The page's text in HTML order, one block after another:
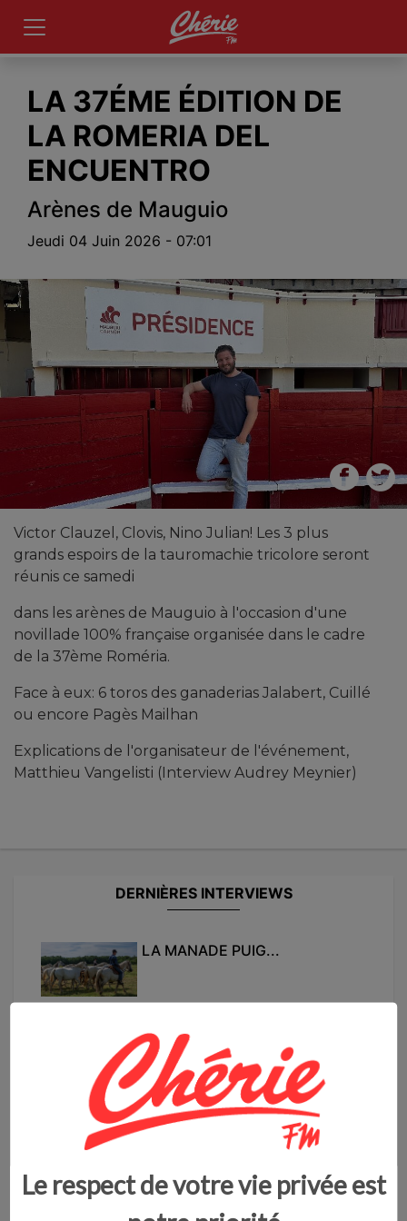
LA 37ÉME ÉDITION DE
LA ROMERIA DEL
ENCUENTRO
Arènes de Mauguio
Jeudi 04 Juin 2026 - 07:01
Victor Clauzel, Clovis, Nino Julian! Les 3 plus
grands espoirs de la tauromachie tricolore seront
réunis ce samedi
dans les arènes de Mauguio à l'occasion d'une
novillade 100% française organisée dans le cadre
de la 37ème Roméria.
Face à eux: 6 toros des ganaderias Jalabert, Cuillé
ou encore Pagès Mailhan
Explications de l'organisateur de l'événement,
Matthieu Vangelisti (Interview Audrey Meynier)
DERNIÈRES INTERVIEWS
LA MANADE PUIG...
MEURTRE SAUVAGE D'UNE
OCTOGÉNAIRE AU GRA...
Meurtre sauvage d'une octogénaire au Grau-...
L'OENORANDO: UNE PREMIÈRE
Le respect de votre vie privée est